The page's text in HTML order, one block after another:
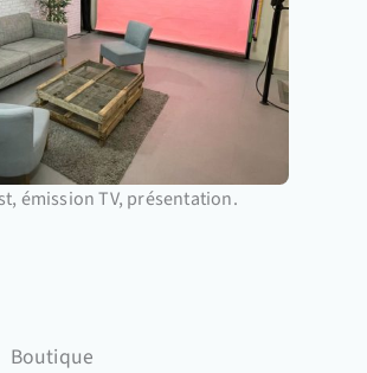
émission TV, présentation.
Boutique